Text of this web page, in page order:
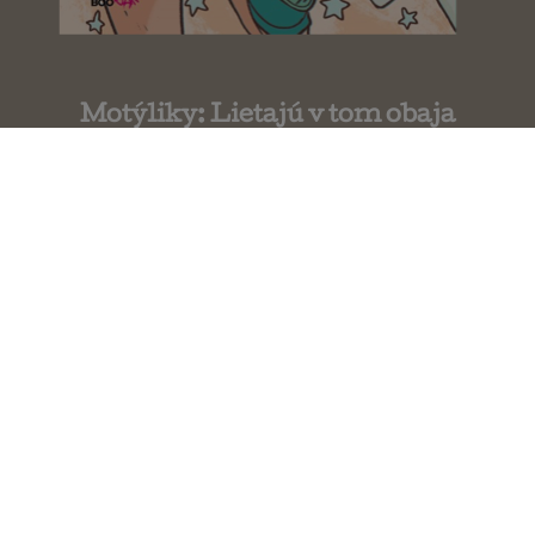
Motýliky: Lietajú v tom obaja